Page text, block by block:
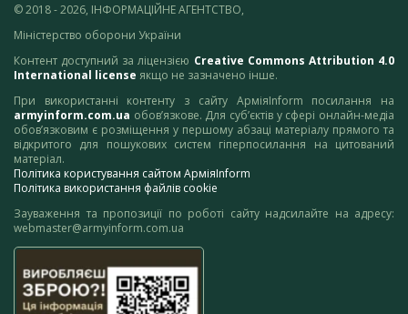
© 2018 - 2026, ІНФОРМАЦІЙНЕ АГЕНТСТВО,
Міністерство оборони України
Контент доступний за ліцензією Creative Commons Attribution 4.0
International license якщо не зазначено інше.
При використанні контенту з сайту АрміяInform посилання на
armyinform.com.ua обов’язкове. Для суб’єктів у сфері онлайн-медіа
обов’язковим є розміщення у першому абзаці матеріалу прямого та
відкритого для пошукових систем гіперпосилання на цитований
матеріал.
Політика користування сайтом АрміяInform
Політика використання файлів cookie
Зауваження та пропозиції по роботі сайту надсилайте на адресу:
webmaster@armyinform.com.ua